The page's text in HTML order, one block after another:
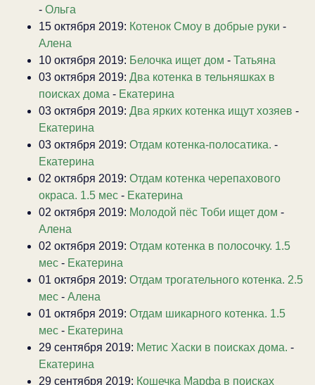
- Ольга
15 октября 2019: Котенок Смоу в добрые руки -
Алена
10 октября 2019: Белочка ищет дом - Татьяна
03 октября 2019: Два котенка в тельняшках в
поисках дома - Екатерина
03 октября 2019: Два ярких котенка ищут хозяев -
Екатерина
03 октября 2019: Отдам котенка-полосатика. -
Екатерина
02 октября 2019: Отдам котенка черепахового
окраса. 1.5 мес - Екатерина
02 октября 2019: Молодой пёс Тоби ищет дом -
Алена
02 октября 2019: Отдам котенка в полосочку. 1.5
мес - Екатерина
01 октября 2019: Отдам трогательного котенка. 2.5
мес - Алена
01 октября 2019: Отдам шикарного котенка. 1.5
мес - Екатерина
29 сентября 2019: Метис Хаски в поисках дома. -
Екатерина
29 сентября 2019: Кошечка Марфа в поисках